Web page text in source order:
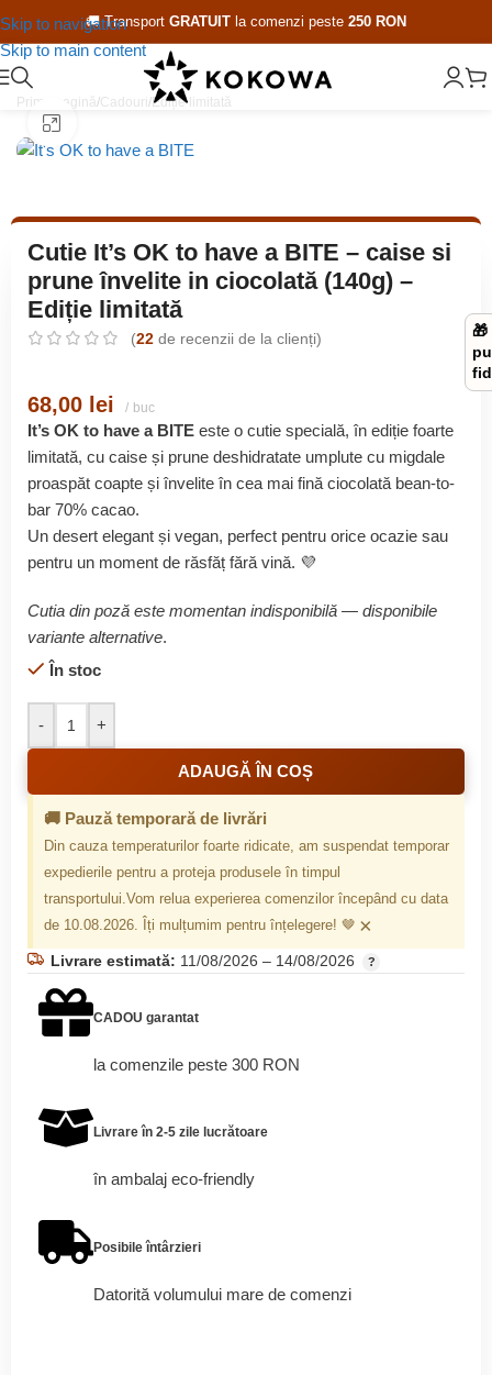
Skip to navigation
Skip to main content
🚚 Transport GRATUIT la comenzi peste 250 RON
Prima pagină/Cadouri/Ediție limitată
Cutie It’s OK to have a BITE – caise si
prune învelite in ciocolată (140g) –
Ediție limitată
(22 de recenzii de la clienți)
🎁
68,00 lei buc
It’s OK to have a BITE este o cutie specială, în ediție foarte
limitată, cu caise și prune deshidratate umplute cu migdale
proaspăt coapte și învelite în cea mai fină ciocolată bean-to-
bar 70% cacao.
Un desert elegant și vegan, perfect pentru orice ocazie sau
pentru un moment de răsfăț fără vină. 💜
Cutia din poză este momentan indisponibilă — disponibile
variante alternative.
În stoc
- +
ADAUGĂ ÎN COȘ
🚚 Pauză temporară de livrări
Din cauza temperaturilor foarte ridicate, am suspendat temporar
expedierile pentru a proteja produsele în timpul
transportului.Vom relua experierea comenzilor începând cu data
de 10.08.2026. Îți mulțumim pentru înțelegere! 🤎 ×
Livrare estimată: 11/08/2026 – 14/08/2026
CADOU garantat
la comenzile peste 300 RON
Livrare în 2-5 zile lucrătoare
în ambalaj eco-friendly
Posibile întârzieri
Datorită volumului mare de comenzi